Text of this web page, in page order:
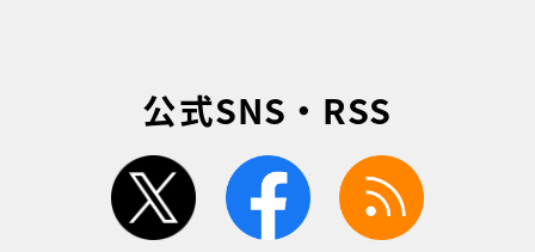
公式SNS・RSS
twitter facebook